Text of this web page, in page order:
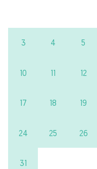
3 4 5
10 11 12
17 18 19
24 25 26
31